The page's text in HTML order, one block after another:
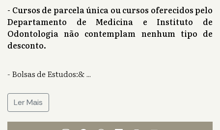
- Cursos de parcela única ou cursos oferecidos pelo
Departamento de Medicina e Instituto de
Odontologia não contemplam nenhum tipo de
desconto.
- Bolsas de Estudos:&...
Ler Mais